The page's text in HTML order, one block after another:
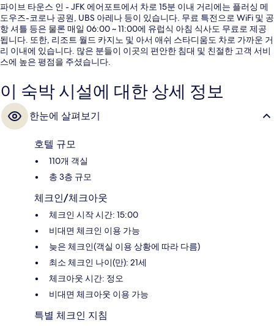
파이브 타운스 인 - JFK 에어포트에서 차로 15분 이내 거리에는 플러싱 메
도우즈-코로나 공원, UBS 아레나 등이 있습니다. 무료 특전으로 WiFi 및 공
항 셔틀 등은 물론 매일 06:00 ~ 11:00에 유럽식 아침 식사도 무료로 제공
됩니다. 또한, 리조트 월드 카지노 및 아서 애쉬 스타디움도 차로 가까운 거
리 이내에 있습니다. 많은 분들이 이곳의 편안한 침대 및 친절한 고객 서비
스에 높은 평점을 주셨습니다.
이 숙박 시설에 대한 상세 정보
한눈에 살펴보기
호텔 규모
110개 객실
총 3층 규모
체크인/체크아웃
체크인 시작 시간: 15:00
비대면 체크인 이용 가능
늦은 체크인(객실 이용 상황에 따라 다름)
최소 체크인 나이(만): 21세
체크아웃 시간: 정오
비대면 체크아웃 이용 가능
특별 체크인 지침